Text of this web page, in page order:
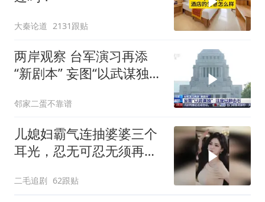
大秦论道 2131跟贴
两岸观察 台军演习再添
“新剧本” 妄图“以武谋独”
邻家二蛋不靠谱
儿媳妇霸气连抽婆婆三个
耳光，忍无可忍无须再
二毛追剧 62跟贴